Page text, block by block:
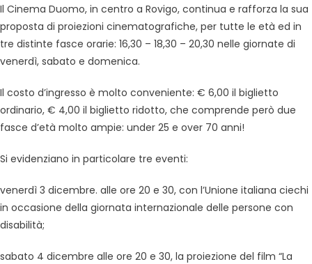
Il Cinema Duomo, in centro a Rovigo, continua e rafforza la sua
proposta di proiezioni cinematografiche, per tutte le età ed in
tre distinte fasce orarie: 16,30 – 18,30 – 20,30 nelle giornate di
venerdì, sabato e domenica.
Il costo d’ingresso è molto conveniente: € 6,00 il biglietto
ordinario, € 4,00 il biglietto ridotto, che comprende però due
fasce d’età molto ampie: under 25 e over 70 anni!
Si evidenziano in particolare tre eventi:
venerdì 3 dicembre. alle ore 20 e 30, con l’Unione italiana ciechi
in occasione della giornata internazionale delle persone con
disabilità;
sabato 4 dicembre alle ore 20 e 30, la proiezione del film “La